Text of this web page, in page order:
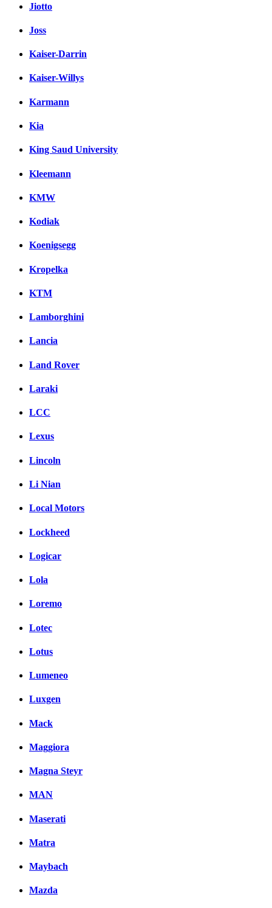
Jiotto
Joss
Kaiser-Darrin
Kaiser-Willys
Karmann
Kia
King Saud University
Kleemann
KMW
Kodiak
Koenigsegg
Kropelka
KTM
Lamborghini
Lancia
Land Rover
Laraki
LCC
Lexus
Lincoln
Li Nian
Local Motors
Lockheed
Logicar
Lola
Loremo
Lotec
Lotus
Lumeneo
Luxgen
Mack
Maggiora
Magna Steyr
MAN
Maserati
Matra
Maybach
Mazda